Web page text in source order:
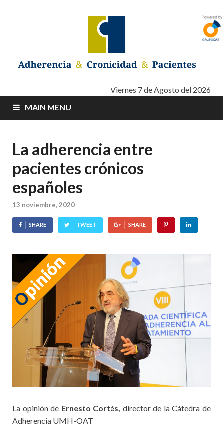
Adherencia –
Cronicidad –
Pacientes
Adherencia – Cronicidad – PacientesViernes 7 de Agosto del 2026
MAIN MENU
La adherencia entre
pacientes crónicos
españoles
13 noviembre, 2020
SHARE TWEET SHARE
La opinión de Ernesto Cortés, director de la Cátedra de
Adherencia UMH-OAT